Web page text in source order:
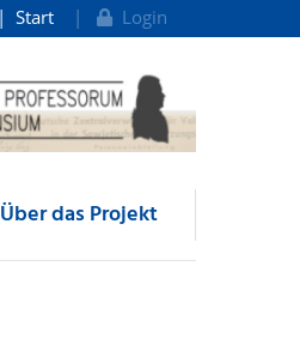
Start Login
Über das Projekt